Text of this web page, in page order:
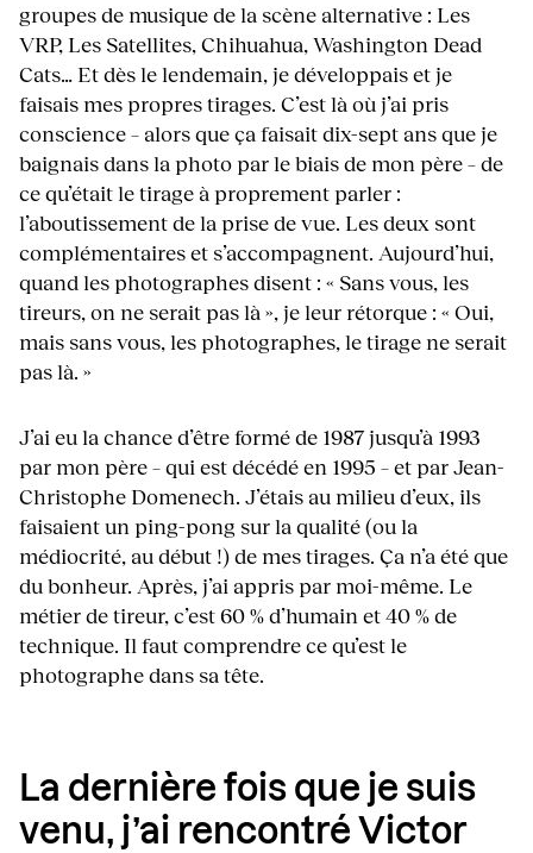
groupes de musique de la scène alternative : Les
VRP, Les Satellites, Chihuahua, Washington Dead
Cats… Et dès le lendemain, je développais et je
faisais mes propres tirages. C’est là où j’ai pris
conscience – alors que ça faisait dix-sept ans que je
baignais dans la photo par le biais de mon père – de
ce qu’était le tirage à proprement parler :
l’aboutissement de la prise de vue. Les deux sont
complémentaires et s’accompagnent. Aujourd’hui,
quand les photographes disent : « Sans vous, les
tireurs, on ne serait pas là », je leur rétorque : « Oui,
mais sans vous, les photographes, le tirage ne serait
pas là. »
J’ai eu la chance d’être formé de 1987 jusqu’à 1993
par mon père – qui est décédé en 1995 – et par Jean-
Christophe Domenech. J’étais au milieu d’eux, ils
faisaient un ping-pong sur la qualité (ou la
médiocrité, au début !) de mes tirages. Ça n’a été que
du bonheur. Après, j’ai appris par moi-même. Le
métier de tireur, c’est 60 % d’humain et 40 % de
technique. Il faut comprendre ce qu’est le
photographe dans sa tête.
La dernière fois que je suis
venu, j’ai rencontré Victor